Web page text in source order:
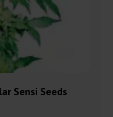
Sensi Seeds